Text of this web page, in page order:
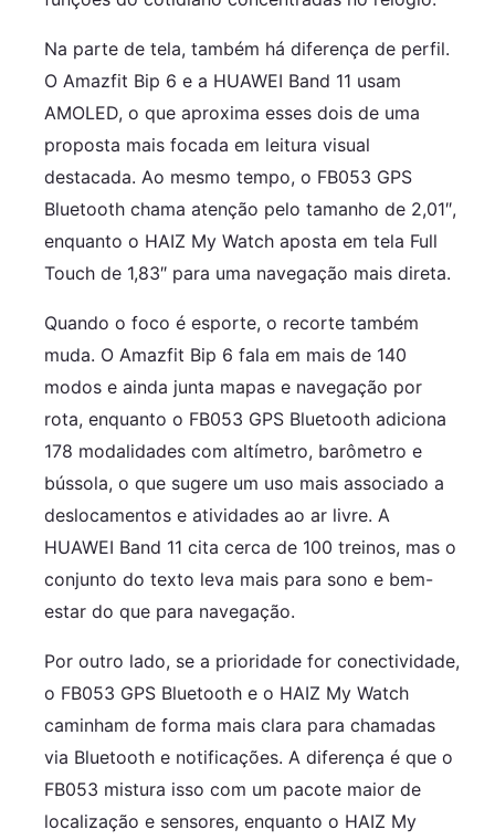
Na parte de tela, também há diferença de perfil.
O Amazfit Bip 6 e a HUAWEI Band 11 usam
AMOLED, o que aproxima esses dois de uma
proposta mais focada em leitura visual
destacada. Ao mesmo tempo, o FB053 GPS
Bluetooth chama atenção pelo tamanho de 2,01″,
enquanto o HAIZ My Watch aposta em tela Full
Touch de 1,83″ para uma navegação mais direta.
Quando o foco é esporte, o recorte também
muda. O Amazfit Bip 6 fala em mais de 140
modos e ainda junta mapas e navegação por
rota, enquanto o FB053 GPS Bluetooth adiciona
178 modalidades com altímetro, barômetro e
bússola, o que sugere um uso mais associado a
deslocamentos e atividades ao ar livre. A
HUAWEI Band 11 cita cerca de 100 treinos, mas o
conjunto do texto leva mais para sono e bem-
estar do que para navegação.
Por outro lado, se a prioridade for conectividade,
o FB053 GPS Bluetooth e o HAIZ My Watch
caminham de forma mais clara para chamadas
via Bluetooth e notificações. A diferença é que o
FB053 mistura isso com um pacote maior de
localização e sensores, enquanto o HAIZ My